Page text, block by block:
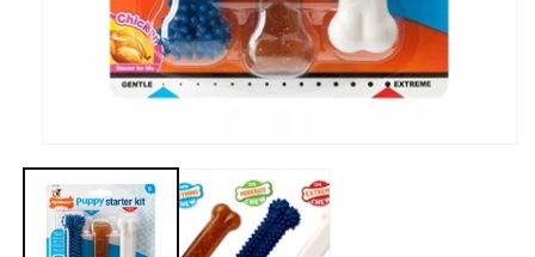
1
in
Modal
öffnen